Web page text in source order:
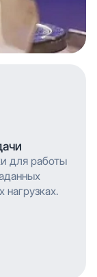
для работы
нагрузках.